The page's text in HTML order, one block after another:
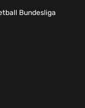
Bundesliga